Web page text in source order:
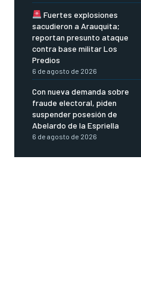
Fuertes explosiones
sacudieron a Arauquita;
reportan presunto ataque
contra base militar Los
Predios
6 de agosto de 2026
Con nueva demanda sobre
fraude electoral, piden
suspender posesión de
Abelardo de la Espriella
6 de agosto de 2026